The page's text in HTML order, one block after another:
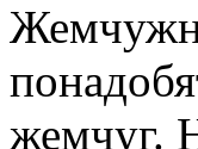
жемчуг.